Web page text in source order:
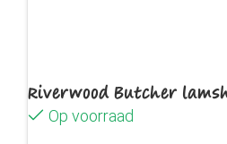
Riverwood Butcher
Op voorraad